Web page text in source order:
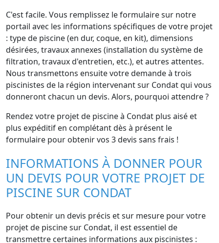
C'est facile. Vous remplissez le formulaire sur notre
portail avec les informations spécifiques de votre projet
: type de piscine (en dur, coque, en kit), dimensions
désirées, travaux annexes (installation du système de
filtration, travaux d'entretien, etc.), et autres attentes.
Nous transmettons ensuite votre demande à trois
piscinistes de la région intervenant sur Condat qui vous
donneront chacun un devis. Alors, pourquoi attendre ?
Rendez votre projet de piscine à Condat plus aisé et
plus expéditif en complétant dès à présent le
formulaire pour obtenir vos 3 devis sans frais !
INFORMATIONS À DONNER POUR
UN DEVIS POUR VOTRE PROJET DE
PISCINE SUR CONDAT
Pour obtenir un devis précis et sur mesure pour votre
projet de piscine sur Condat, il est essentiel de
transmettre certaines informations aux piscinistes :